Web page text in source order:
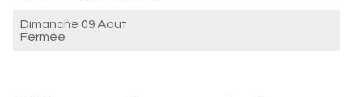
Dimanche 09 Aout
Fermée